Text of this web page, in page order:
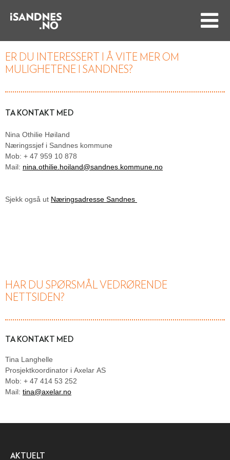
ER DU INTERESSERT I Å VITE MER OM
MULIGHETENE I SANDNES?
TA KONTAKT MED
Nina Othilie Høiland
Næringssjef i Sandnes kommune
Mob: + 47 959 10 878
Mail: nina.othilie.hoiland@sandnes.kommune.no
Sjekk også ut Næringsadresse Sandnes
HAR DU SPØRSMÅL VEDRØRENDE
NETTSIDEN?
TA KONTAKT MED
Tina Langhelle
Prosjektkoordinator i Axelar AS
Mob: + 47 414 53 252
Mail: tina@axelar.no
AKTUELT